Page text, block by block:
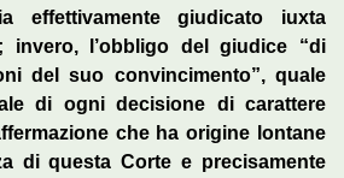
effettivamente giudicato iuxta
invero, l’obbligo del giudice “di
del suo convincimento”, quale
di ogni decisione di carattere
che ha origine lontane
di questa Corte e precisamente